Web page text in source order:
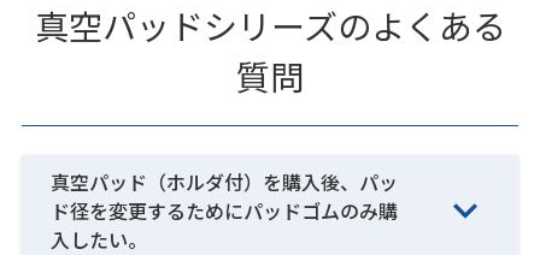
真空パッドシリーズのよくある
質問
真空パッド（ホルダ付）を購入後、パッ
ド径を変更するためにパッドゴムのみ購
入したい。